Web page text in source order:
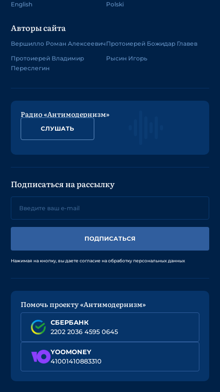
English
Polski
Авторы сайта
Вершилло Роман Алексеевич
Протоиерей Владимир
Переслегин
Протоиерей Божидар Главев
Рысин Игорь
Радио «Антимодернизм»
СЛУШАТЬ
Подписаться на рассылку
ПОДПИСАТЬСЯ
Нажимая на кнопку, вы даете согласие на обработку персональных данных
Помочь проекту «Антимодернизм»
СБЕРБАНК
2202 2036 4595 0645
YOOMONEY
41001410883310